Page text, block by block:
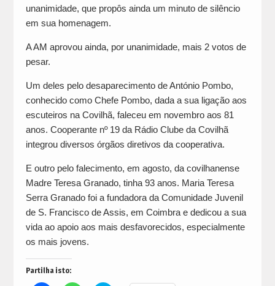
unanimidade, que propôs ainda um minuto de silêncio
em sua homenagem.
A AM aprovou ainda, por unanimidade, mais 2 votos de
pesar.
Um deles pelo desaparecimento de António Pombo,
conhecido como Chefe Pombo, dada a sua ligação aos
escuteiros na Covilhã, faleceu em novembro aos 81
anos. Cooperante nº 19 da Rádio Clube da Covilhã
integrou diversos órgãos diretivos da cooperativa.
E outro pelo falecimento, em agosto, da covilhanense
Madre Teresa Granado, tinha 93 anos. Maria Teresa
Serra Granado foi a fundadora da Comunidade Juvenil
de S. Francisco de Assis, em Coimbra e dedicou a sua
vida ao apoio aos mais desfavorecidos, especialmente
os mais jovens.
Partilha isto: